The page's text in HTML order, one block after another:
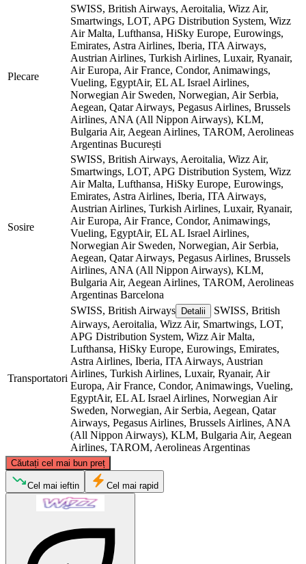
Plecare
SWISS, British Airways, Aeroitalia, Wizz Air,
Smartwings, LOT, APG Distribution System, Wizz
Air Malta, Lufthansa, HiSky Europe, Eurowings,
Emirates, Astra Airlines, Iberia, ITA Airways,
Austrian Airlines, Turkish Airlines, Luxair, Ryanair,
Air Europa, Air France, Condor, Animawings,
Vueling, EgyptAir, EL AL Israel Airlines,
Norwegian Air Sweden, Norwegian, Air Serbia,
Aegean, Qatar Airways, Pegasus Airlines, Brussels
Airlines, ANA (All Nippon Airways), KLM,
Bulgaria Air, Aegean Airlines, TAROM, Aerolineas
Argentinas București
Sosire
SWISS, British Airways, Aeroitalia, Wizz Air,
Smartwings, LOT, APG Distribution System, Wizz
Air Malta, Lufthansa, HiSky Europe, Eurowings,
Emirates, Astra Airlines, Iberia, ITA Airways,
Austrian Airlines, Turkish Airlines, Luxair, Ryanair,
Air Europa, Air France, Condor, Animawings,
Vueling, EgyptAir, EL AL Israel Airlines,
Norwegian Air Sweden, Norwegian, Air Serbia,
Aegean, Qatar Airways, Pegasus Airlines, Brussels
Airlines, ANA (All Nippon Airways), KLM,
Bulgaria Air, Aegean Airlines, TAROM, Aerolineas
Argentinas Barcelona
Transportatori
SWISS, British Airways Detalii
SWISS, British
Airways, Aeroitalia, Wizz Air, Smartwings, LOT,
APG Distribution System, Wizz Air Malta,
Lufthansa, HiSky Europe, Eurowings, Emirates,
Astra Airlines, Iberia, ITA Airways, Austrian
Airlines, Turkish Airlines, Luxair, Ryanair, Air
Europa, Air France, Condor, Animawings, Vueling,
EgyptAir, EL AL Israel Airlines, Norwegian Air
Sweden, Norwegian, Air Serbia, Aegean, Qatar
Airways, Pegasus Airlines, Brussels Airlines, ANA
(All Nippon Airways), KLM, Bulgaria Air, Aegean
Airlines, TAROM, Aerolineas Argentinas
Căutați cel mai bun preț
©CARTO, ©OpenStreetMapcontributors
Cel mai ieftin Cel mai rapid